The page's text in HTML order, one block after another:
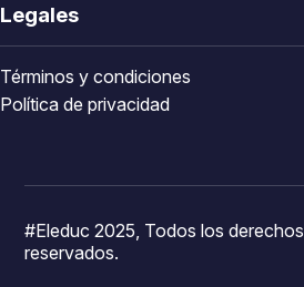
Legales
Términos y condiciones
Política de privacidad
#Eleduc 2025, Todos los derechos
reservados.